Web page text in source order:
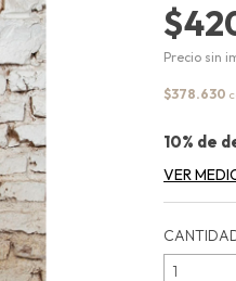
Precio sin
$378.630
10% de
VER